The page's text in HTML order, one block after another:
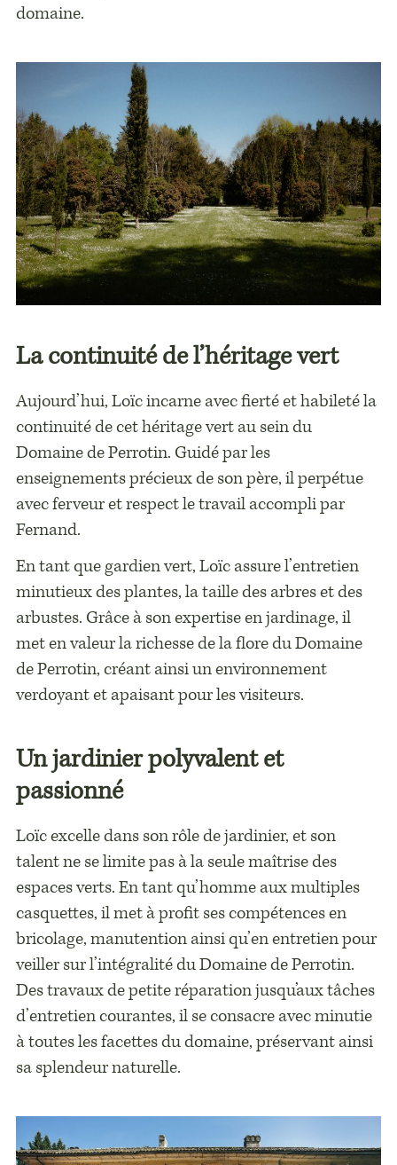
domaine.
La continuité de l’héritage vert
Aujourd’hui, Loïc incarne avec fierté et habileté la
continuité de cet héritage vert au sein du
Domaine de Perrotin. Guidé par les
enseignements précieux de son père, il perpétue
avec ferveur et respect le travail accompli par
Fernand.
En tant que gardien vert, Loïc assure l’entretien
minutieux des plantes, la taille des arbres et des
arbustes. Grâce à son expertise en jardinage, il
met en valeur la richesse de la flore du Domaine
de Perrotin, créant ainsi un environnement
verdoyant et apaisant pour les visiteurs.
Un jardinier polyvalent et
passionné
Loïc excelle dans son rôle de jardinier, et son
talent ne se limite pas à la seule maîtrise des
espaces verts. En tant qu’homme aux multiples
casquettes, il met à profit ses compétences en
bricolage, manutention ainsi qu’en entretien pour
veiller sur l’intégralité du Domaine de Perrotin.
Des travaux de petite réparation jusqu’aux tâches
d’entretien courantes, il se consacre avec minutie
à toutes les facettes du domaine, préservant ainsi
sa splendeur naturelle.